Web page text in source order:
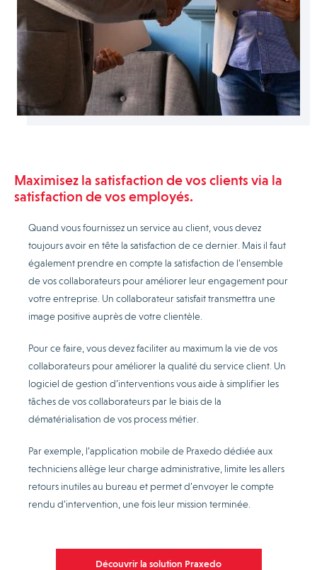
Maximisez la satisfaction de vos clients via la
satisfaction de vos employés.
Quand vous fournissez un service au client, vous devez
toujours avoir en tête la satisfaction de ce dernier. Mais il faut
également prendre en compte la satisfaction de l’ensemble
de vos collaborateurs pour améliorer leur engagement pour
votre entreprise. Un collaborateur satisfait transmettra une
image positive auprès de votre clientèle.
Pour ce faire, vous devez faciliter au maximum la vie de vos
collaborateurs pour améliorer la qualité du service client. Un
logiciel de gestion d’interventions vous aide à simplifier les
tâches de vos collaborateurs par le biais de la
dématérialisation de vos process métier.
Par exemple, l’application mobile de Praxedo dédiée aux
techniciens allège leur charge administrative, limite les allers
retours inutiles au bureau et permet d’envoyer le compte
rendu d’intervention, une fois leur mission terminée.
Découvrir la solution Praxedo